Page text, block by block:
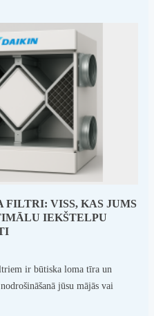
FILTRI: VISS, KAS JUMS
IEKŠTELPU
ir būtiska loma tīra un
jūsu mājās vai